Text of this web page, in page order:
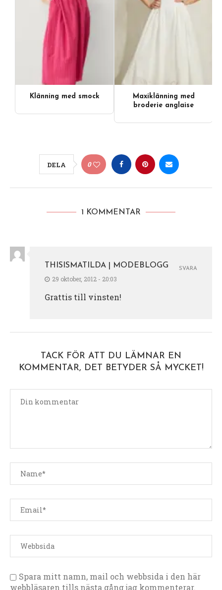
Videoinnehåll
Klänning med smock
Maxiklänning med
broderie anglaise
DELA 0
1 KOMMENTAR
THISISMATILDA | MODEBLOGG
29 oktober, 2012 - 20:03
Grattis till vinsten!
SVARA
TACK FÖR ATT DU LÄMNAR EN
KOMMENTAR, DET BETYDER SÅ MYCKET!
Spara mitt namn, mail och webbsida i den här
webbläsaren tills nästa gång jag kommenterar.